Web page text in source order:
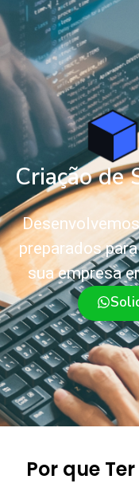
Criação de
preparados
sua empresa
Por que